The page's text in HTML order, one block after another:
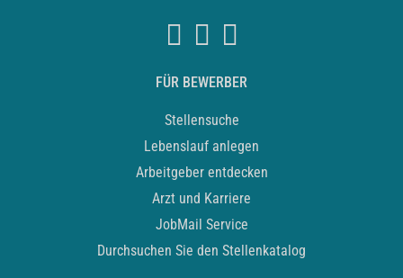
FÜR BEWERBER
Stellensuche
Lebenslauf anlegen
Arbeitgeber entdecken
Arzt und Karriere
JobMail Service
Durchsuchen Sie den Stellenkatalog